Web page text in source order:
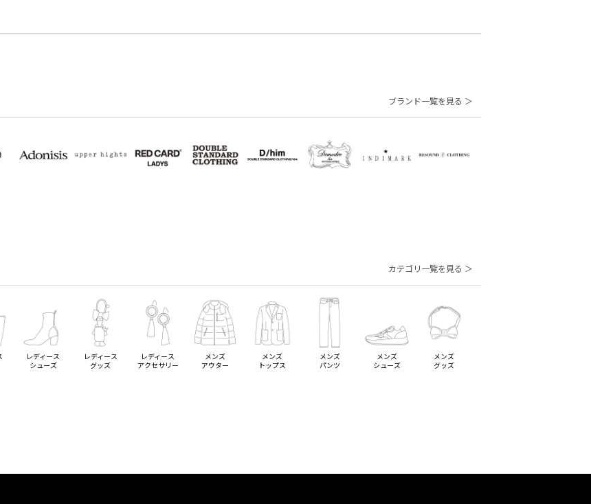
ブランド一覧を見る ＞
カテゴリ一覧を見る ＞
レディース
シューズ
レディース
グッズ
レディース
アクセサリー
メンズ
アウター
メンズ
トップス
メンズ
パンツ
メンズ
シューズ
メンズ
グッズ